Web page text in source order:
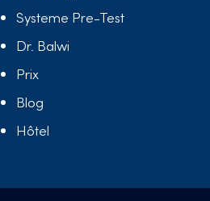
Systeme Pre-Test
Dr. Balwi
Prix
Blog
Hôtel